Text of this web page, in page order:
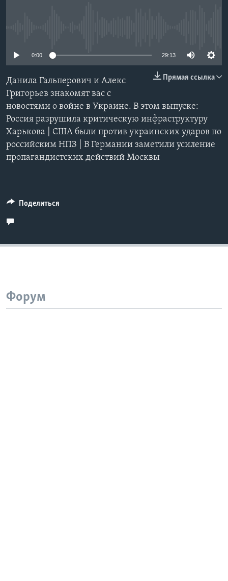
Языки
0:00 29:13
Прямая ссылка
Данила Гальперович и Алекс
Григорьев знакомят вас с
новостями о войне в Украине. В этом выпуске:
Россия разрушила критическую инфраструктуру
Харькова | США были против украинских ударов по
российским НПЗ | В Германии заметили усиление
пропагандистских действий Москвы
Поделиться
Форум